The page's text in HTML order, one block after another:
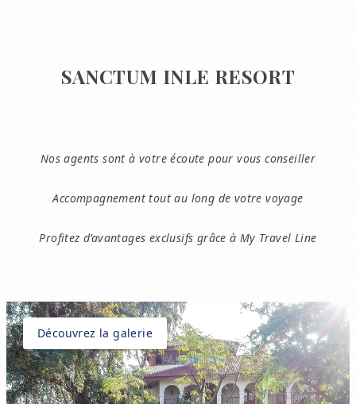
SANCTUM INLE RESORT
Nos agents sont à votre écoute pour vous conseiller
Accompagnement tout au long de votre voyage
Profitez d’avantages exclusifs grâce à My Travel Line
Découvrez la galerie